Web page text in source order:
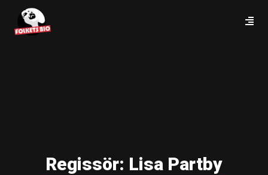
Regissör: Lisa Partby